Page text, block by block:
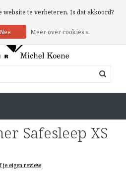
0 Artikelen
Safesleep XS
je eigen review
website te verbeteren. Is dat akkoord?
Nee Meer over cookies »